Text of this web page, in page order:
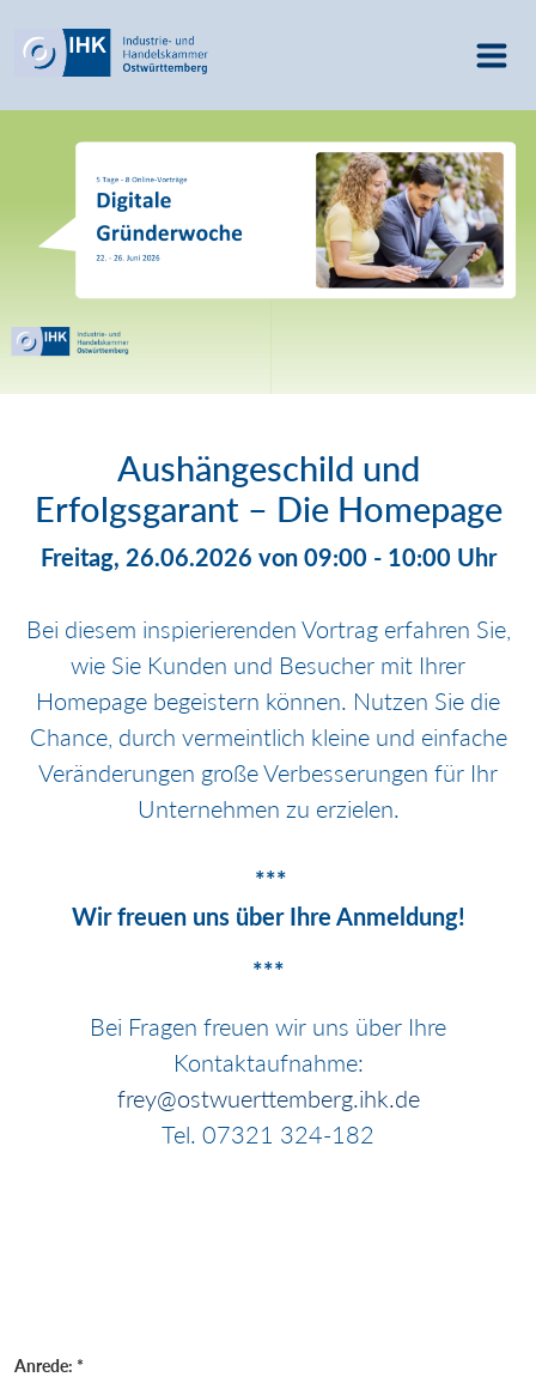
Aushängeschild und
Erfolgsgarant – Die Homepage
Freitag, 26.06.2026 von 09:00 - 10:00 Uhr
Bei diesem inspierierenden Vortrag erfahren Sie,
wie Sie Kunden und Besucher mit Ihrer
Homepage begeistern können. Nutzen Sie die
Chance, durch vermeintlich kleine und einfache
Veränderungen große Verbesserungen für Ihr
Unternehmen zu erzielen.
***
Wir freuen uns über Ihre Anmeldung!
***
Bei Fragen freuen wir uns über Ihre
Kontaktaufnahme:
frey@ostwuerttemberg.ihk.de
Tel. 07321 324-182
Anrede: *